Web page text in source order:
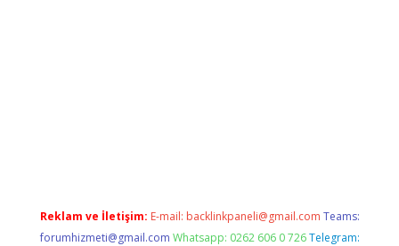
Reklam ve İletişim: E-mail: backlinkpaneli@gmail.com Teams:
forumhizmeti@gmail.com Whatsapp: 0262 606 0 726 Telegram: